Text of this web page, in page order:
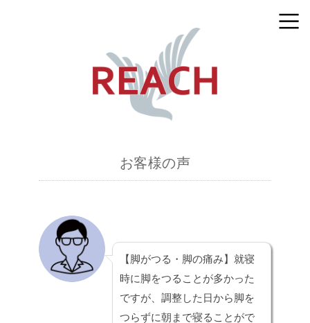
お客様の声
【脚がつる・脚の痛み】 就寝
時に脚をつることが多かった
ですが、調整した日から脚を
つらずに朝まで寝ることがで